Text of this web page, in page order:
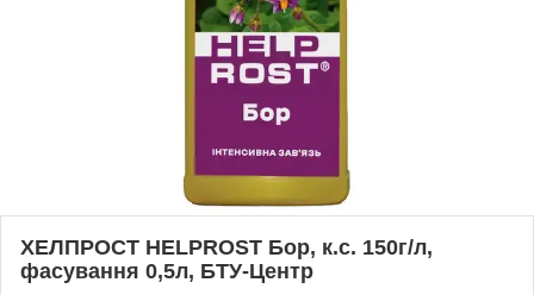
ХЕЛПРОСТ HELPROST Бор, к.с. 150г/л,
фасування 0,5л, БТУ-Центр